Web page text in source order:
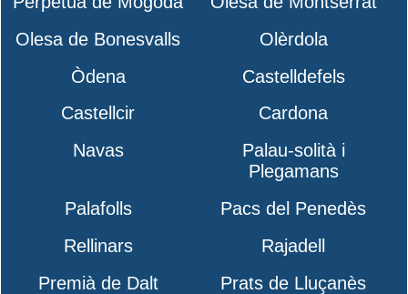
Olesa de Bonesvalls
Olèrdola
Òdena
Castelldefels
Castellcir
Cardona
Navas
Palau-solità i
Plegamans
Palafolls
Pacs del Penedès
Rellinars
Rajadell
Premià de Dalt
Prats de Lluçanès